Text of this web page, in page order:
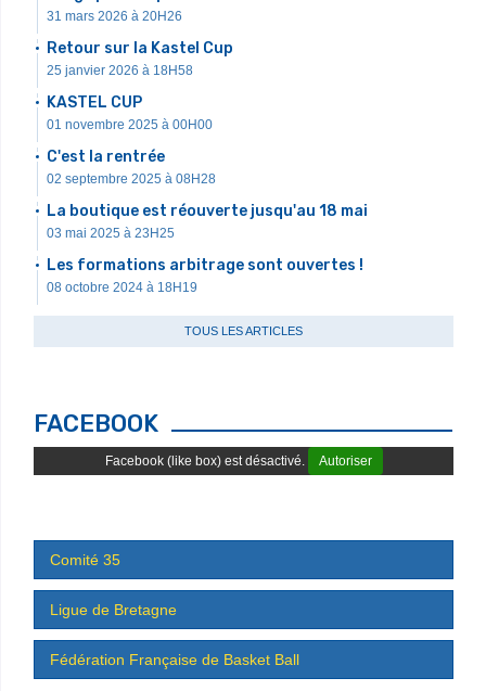
31 mars 2026 à 20H26
Retour sur la Kastel Cup
25 janvier 2026 à 18H58
KASTEL CUP
01 novembre 2025 à 00H00
C'est la rentrée
02 septembre 2025 à 08H28
La boutique est réouverte jusqu'au 18 mai
03 mai 2025 à 23H25
Les formations arbitrage sont ouvertes !
08 octobre 2024 à 18H19
TOUS LES ARTICLES
FACEBOOK
Facebook (like box) est désactivé. Autoriser
Comité 35
Ligue de Bretagne
Fédération Française de Basket Ball